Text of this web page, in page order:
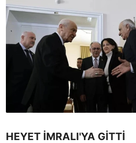
HEYET İMRALI'YA GİTTİ